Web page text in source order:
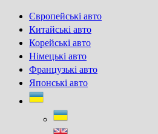
Skip
content
Європейські авто
Китайські авто
Корейські авто
Німецькі авто
Французькі авто
Японські авто